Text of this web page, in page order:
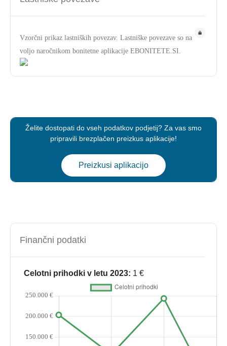
Vzorčni prikaz lastniških povezav. Lastniške povezave so na
voljo naročnikom bonitetne aplikacije EBONITETE.SI.
Želite dostopati do vseh podatkov podjetij? Za vas smo
pripravili brezplačen preizkus aplikacije!
Preizkusi aplikacijo
Finančni podatki
Celotni prihodki v letu 2023: 1 €